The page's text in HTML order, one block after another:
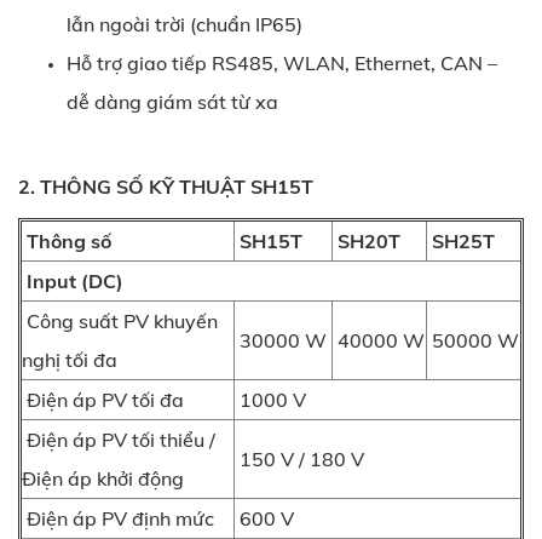
lẫn ngoài trời (chuẩn IP65)
Hỗ trợ giao tiếp RS485, WLAN, Ethernet, CAN –
dễ dàng giám sát từ xa
2. THÔNG SỐ KỸ THUẬT SH15T
Thông số SH15T SH20T
SH25T
Input (DC)
Công suất PV khuyến
nghị tối đa
30000 W 40000 W 50000 W
Điện áp PV tối đa
1000 V
Điện áp PV tối thiểu /
Điện áp khởi động
150 V / 180 V
Điện áp PV định mức
600 V